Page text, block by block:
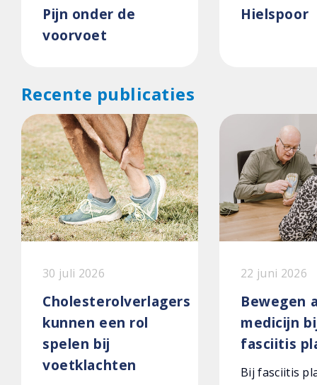
Pijn onder de
voorvoet
Hielspoor
Recente publicaties
30 juli 2026
Cholesterolverlagers
kunnen een rol
spelen bij
voetklachten
22 juni 2026
Bewegen
medicijn
fasciitis
Bij fasciitis